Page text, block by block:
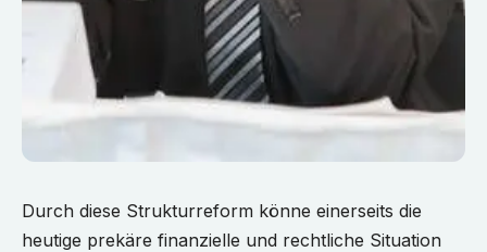
Durch diese Strukturreform könne einerseits die
heutige prekäre finanzielle und rechtliche Situation